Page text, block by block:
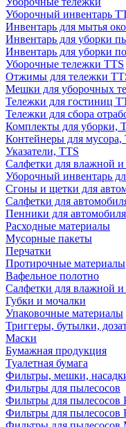
Уборочный инвентарь
Инвентарь для мытья
Инвентарь для уборки
Инвентарь для уборки
Уборочные тележки TTS
Отжимы для тележки
Мешки для уборочных
Тележки для гостиниц
Тележки для сбора
Комплекты для уборки,
Контейнеры для мусора,
Указатели, TTS
Салфетки для влажной
Уборочный инвентарь
Сгоны и щетки для
Салфетки для
Пенники для автомобиля
Расходные материалы
Мусорные пакеты
Перчатки
Протирочные материалы
Вафельное полотно
Салфетки для влажной и
Губки и мочалки
Упаковочные материалы
Триггеры, бутылки,
Маски
Бумажная продукция
Туалетная бумага
Фильтры, мешки,
Фильтры для пылесосов
Фильтры для пылесосов
Фильтры для пылесосов